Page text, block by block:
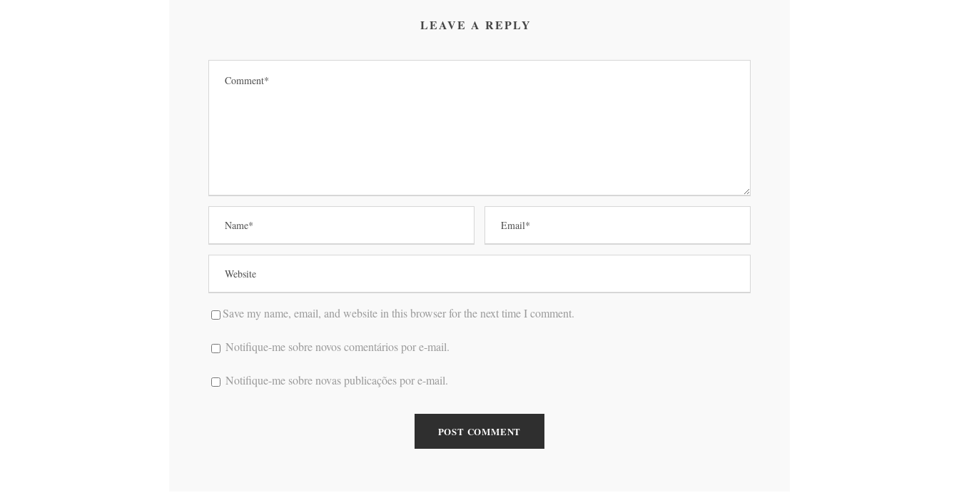
LEAVE A REPLY
Save my name, email, and website in this browser for the next time I comment.
Notifique-me sobre novos comentários por e-mail.
Notifique-me sobre novas publicações por e-mail.